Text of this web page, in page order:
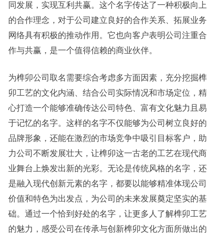
同发展，实现互利共赢。这个名字传达了一种积极向上
的合作理念，对于公司建立良好的合作关系、拓展业务
网络具有积极的推动作用。它也向客户表明公司注重合
作与共赢，是一个值得信赖的商业伙伴。
为榫卯公司取名需要综合考虑多方面因素，充分挖掘榫
卯工艺的文化内涵、结合公司实际情况和市场定位，精
心打造一个能够准确传达公司特色、富有文化魅力且易
于记忆的名字。这样的名字不仅能够为公司树立良好的
品牌形象，还能在激烈的市场竞争中吸引目标客户，助
力公司不断发展壮大，让榫卯这一古老的工艺在现代商
业舞台上焕发出新的光彩。无论是传统风格的名字，还
是融入现代创新元素的名字，都要以能够精准体现公司
价值和特色为出发点，为公司的未来发展奠定坚实的基
础。通过一个恰到好处的名字，让更多人了解榫卯工艺
的魅力，感受公司在传承与创新榫卯文化方面所做出的